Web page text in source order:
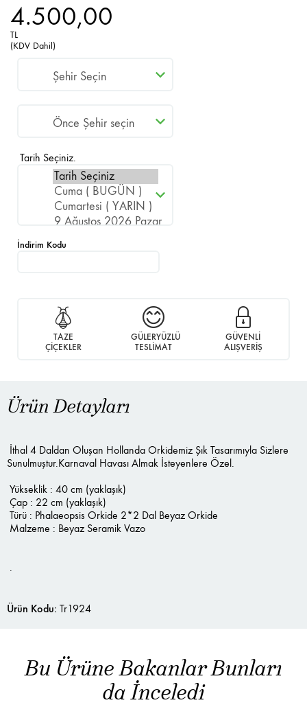
4.500,00
TL
(KDV Dahil)
Tarih Seçiniz.
İndirim Kodu
TAZE
ÇİÇEKLER
GÜLERYÜZLÜ
TESLİMAT
GÜVENLİ
ALIŞVERİŞ
Ürün Detayları
İthal 4 Daldan Oluşan Hollanda Orkidemiz Şık Tasarımıyla Sizlere
Sunulmuştur.Karnaval Havası Almak İsteyenlere Özel.
Yükseklik : 40 cm (yaklaşık)
Çap : 22 cm (yaklaşık)
Türü : Phalaeopsis Orkide 2*2 Dal Beyaz Orkide
Malzeme : Beyaz Seramik Vazo
.
Ürün Kodu: Tr1924
Bu Ürüne Bakanlar Bunları
da İnceledi